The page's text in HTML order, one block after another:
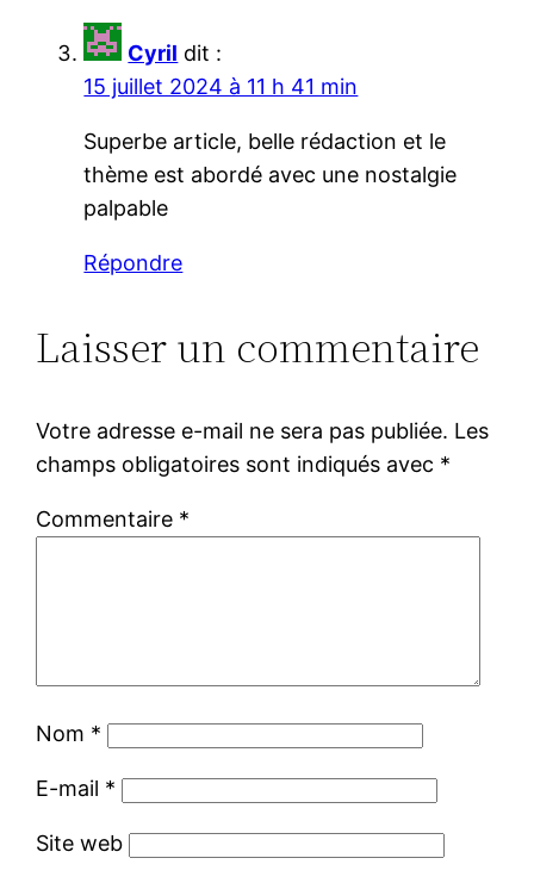
Cyril dit :
15 juillet 2024 à 11 h 41 min
Superbe article, belle rédaction et le
thème est abordé avec une nostalgie
palpable
Répondre
Laisser un commentaire
Votre adresse e-mail ne sera pas publiée. Les
champs obligatoires sont indiqués avec *
Commentaire *
Nom *
E-mail *
Site web